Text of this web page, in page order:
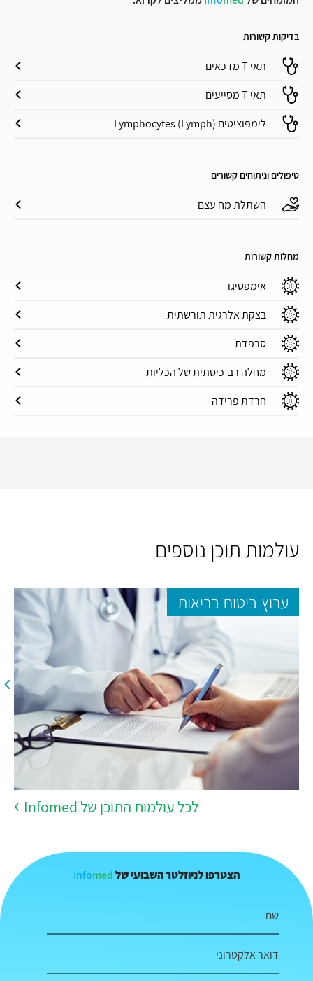
בדיקות קשורות
תאי T מדכאים
תאי T מסייעים
לימפוציטים (Lymphocytes (Lymph
טיפולים וניתוחים קשורים
השתלת מח עצם
מחלות קשורות
אימפטיגו
בצקת אלרגית תורשתית
סרפדת
מחלה רב-כיסתית של הכליות
חרדת פרידה
עולמות תוכן נוספים
ערוץ ביטוח בריאות
לכל עולמות התוכן של Infomed
הצטרפו לניוזלטר השבועי של Infomed
שם
דואר אלקטרוני